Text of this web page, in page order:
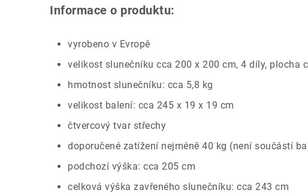
Informace o produktu:
vyrobeno v Evropě
velikost slunečníku cca 200 x 200 cm, 4 díly, plocha
hmotnost slunečníku: cca 5,8 kg
velikost balení: cca 245 x 19 x 19 cm
čtvercový tvar střechy
doporučené zatížení nejméně 40 kg (není součástí
podchozí výška: cca 205 cm
celková výška zavřeného slunečníku: cca 243 cm